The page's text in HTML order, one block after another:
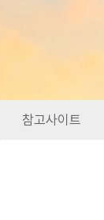
참고사이트